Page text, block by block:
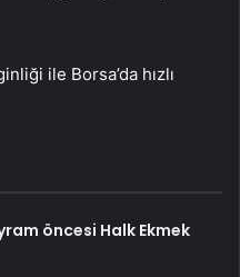
ile Borsa’da hızlı
öncesi Halk Ekmek